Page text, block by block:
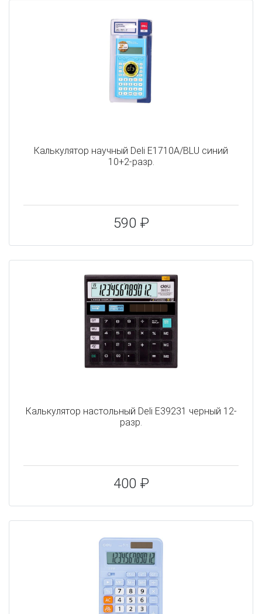
Калькулятор научный Deli E1710A/BLU синий
10+2-разр.
590 ₽
Калькулятор настольный Deli E39231 черный 12-
разр.
400 ₽